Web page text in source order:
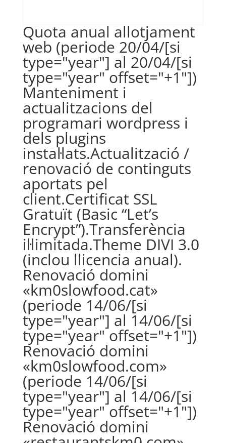
Quota anual allotjament
web (periode 20/04/[si
type="year"] al 20/04/[si
type="year" offset="+1"])
Manteniment i
actualitzacions del
programari wordpress i
dels plugins
instal·lats.Actualització /
renovació de continguts
aportats pel
client.Certificat SSL
Gratuït (Basic “Let’s
Encrypt”).Transferència
il·limitada.Theme DIVI 3.0
(inclou llicencia anual).
Renovació domini
«km0slowfood.cat»
(periode 14/06/[si
type="year"] al 14/06/[si
type="year" offset="+1"])
Renovació domini
«km0slowfood.com»
(periode 14/06/[si
type="year"] al 14/06/[si
type="year" offset="+1"])
Renovació domini